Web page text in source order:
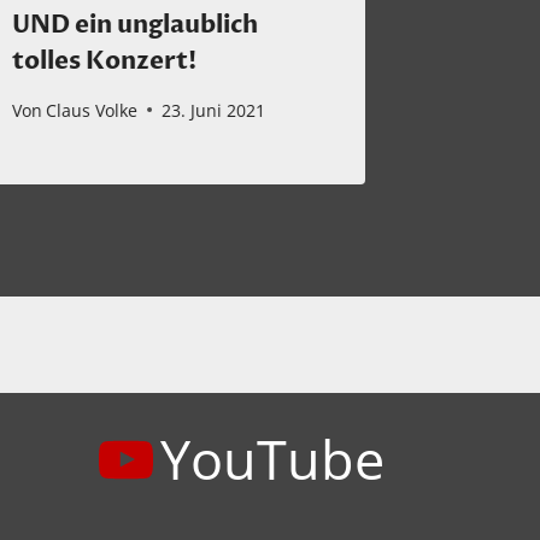
UND ein unglaublich
tolles Konzert!
Von Claus Volke 23. Juni 2021
YouTube